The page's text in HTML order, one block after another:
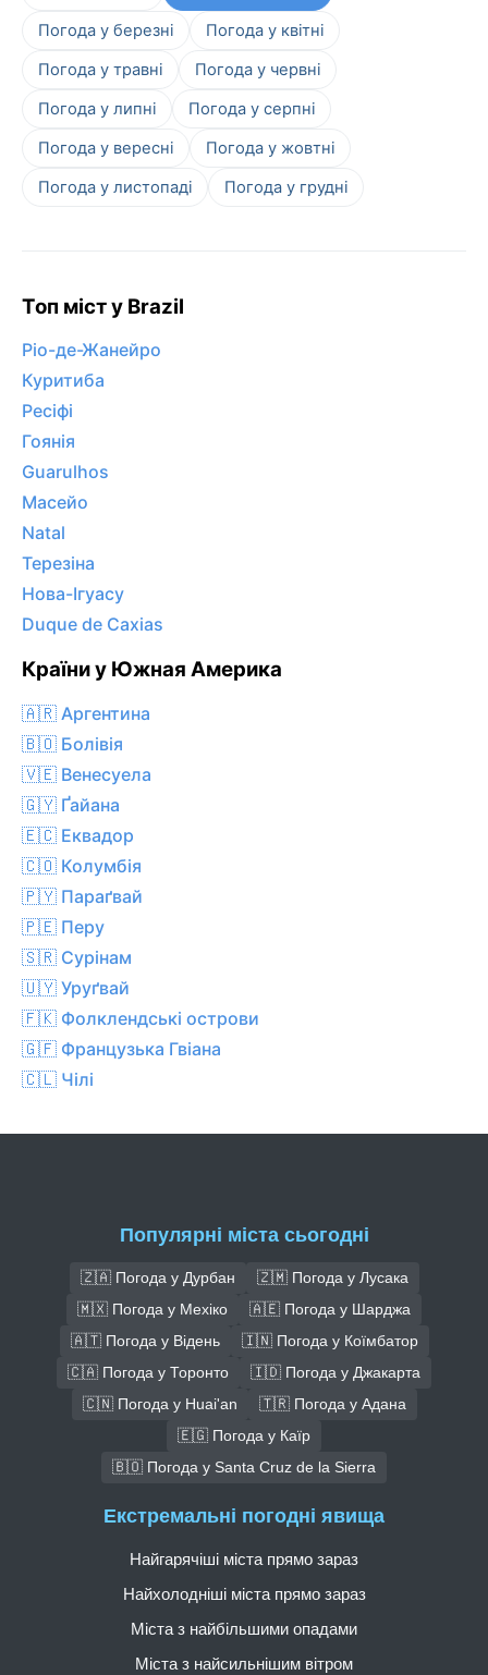
Погода у березні
Погода у квітні
Погода у травні
Погода у червні
Погода у липні
Погода у серпні
Погода у вересні
Погода у жовтні
Погода у листопаді
Погода у грудні
Топ міст у Brazil
Ріо-де-Жанейро
Куритиба
Ресіфі
Гоянія
Guarulhos
Масейо
Natal
Терезіна
Нова-Ігуасу
Duque de Caxias
Країни у Южная Америка
🇦🇷 Аргентина
🇧🇴 Болівія
🇻🇪 Венесуела
🇬🇾 Ґайана
🇪🇨 Еквадор
🇨🇴 Колумбія
🇵🇾 Параґвай
🇵🇪 Перу
🇸🇷 Сурінам
🇺🇾 Уруґвай
🇫🇰 Фолклендські острови
🇬🇫 Французька Гвіана
🇨🇱 Чілі
Популярні міста сьогодні
🇿🇦 Погода у Дурбан
🇿🇲 Погода у Лусака
🇲🇽 Погода у Мехіко
🇦🇪 Погода у Шарджа
🇦🇹 Погода у Відень
🇮🇳 Погода у Коїмбатор
🇨🇦 Погода у Торонто
🇮🇩 Погода у Джакарта
🇨🇳 Погода у Huai'an
🇹🇷 Погода у Адана
🇪🇬 Погода у Каїр
🇧🇴 Погода у Santa Cruz de la Sierra
Екстремальні погодні явища
Найгарячіші міста прямо зараз
Найхолодніші міста прямо зараз
Міста з найбільшими опадами
Міста з найсильнішим вітром